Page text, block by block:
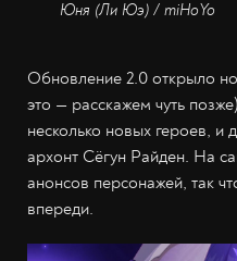
Юня (Ли Юэ) / miHoYo
Обновление 2.0 открыло
это —‌ расскажем чуть
несколько новых героев, и
архонт Сёгун Райден. На
анонсов персонажей, так
впереди.